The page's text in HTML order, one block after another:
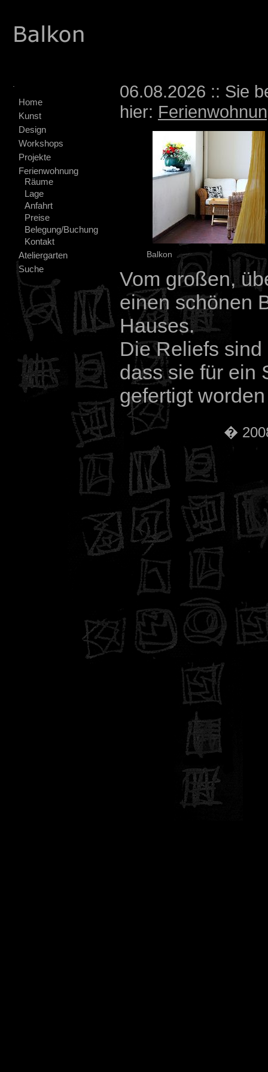
Home
Kunst
Design
Workshops
Projekte
Ferienwohnung
Räume
Lage
Anfahrt
Preise
Belegung/Buchung
Kontakt
Ateliergarten
Suche
06.08.2026 :: Sie
hier:
Balkon
Vom großen,
einen schönen
Hauses.
Die Reliefs
dass sie für ein
gefertigt
�